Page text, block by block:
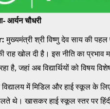
आर्यन चौधरी
मुख्यमंत्री श्री विष्णु देव साय की
राह खोल दी है। इस नीति का
है, जहां अब विद्यार्थियों को विषय
विद्यालय में मिडिल और हाई स्कूल के
थे। खासकर हाई स्कूल स्तर पर